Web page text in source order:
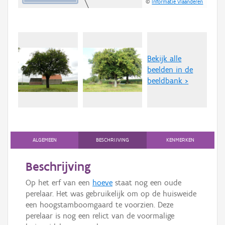
©Informatie Vlaanderen
Bekijk alle
beelden in de
beeldbank >
ALGEMEEN BESCHRIJVING KENMERKEN
Beschrijving
Op het erf van een hoeve staat nog een oude
perelaar. Het was gebruikelijk om op de huisweide
een hoogstamboomgaard te voorzien. Deze
perelaar is nog een relict van de voormalige